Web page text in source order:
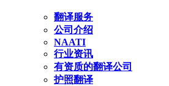
翻译服务
公司介绍
NAATI
行业资讯
有资质的翻译公司
护照翻译